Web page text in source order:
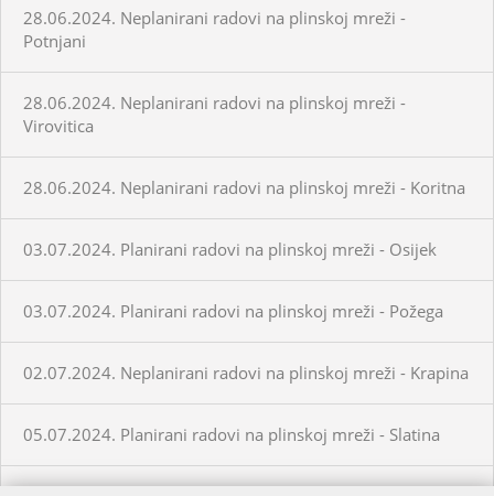
28.06.2024. Neplanirani radovi na plinskoj mreži -
Potnjani
28.06.2024. Neplanirani radovi na plinskoj mreži -
Virovitica
28.06.2024. Neplanirani radovi na plinskoj mreži - Koritna
03.07.2024. Planirani radovi na plinskoj mreži - Osijek
03.07.2024. Planirani radovi na plinskoj mreži - Požega
02.07.2024. Neplanirani radovi na plinskoj mreži - Krapina
05.07.2024. Planirani radovi na plinskoj mreži - Slatina